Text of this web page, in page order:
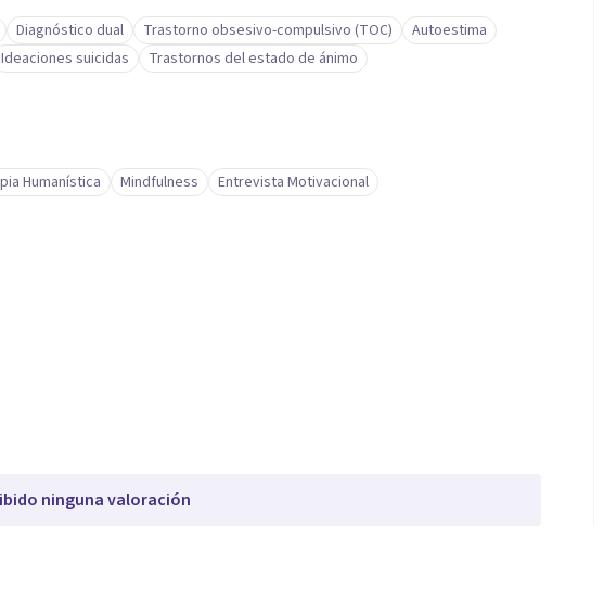
Diagnóstico dual Trastorno obsesivo-compulsivo (TOC)
Autoestima
Ideaciones suicidas Trastornos del estado de ánimo
Humanística Mindfulness Entrevista Motivacional
ninguna valoración